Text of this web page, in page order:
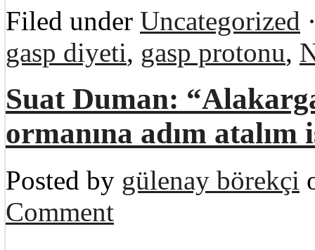
Filed under Uncategorized
gasp diyeti, gasp protonu,
Suat Duman:
ormanına adım
Posted by gülenay börekçi
Comment